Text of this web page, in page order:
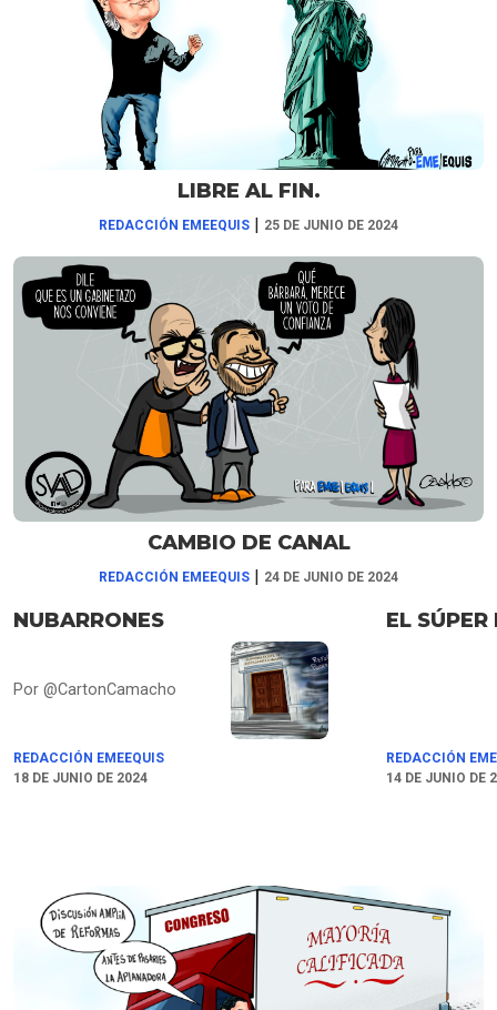
LIBRE AL FIN.
REDACCIÓN EMEEQUIS | 25 DE JUNIO DE 2024
CAMBIO DE CANAL
REDACCIÓN EMEEQUIS | 24 DE JUNIO DE 2024
NUBARRONES
Por @CartonCamacho
REDACCIÓN EMEEQUIS
18 DE JUNIO DE 2024
EL SÚPER
REDACCIÓN
14 DE JUNIO DE